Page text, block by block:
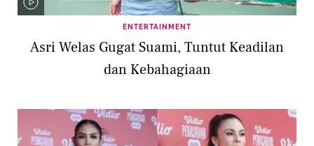
ENTERTAINMENT
Asri Welas Gugat Suami, Tuntut Keadilan
dan Kebahagiaan